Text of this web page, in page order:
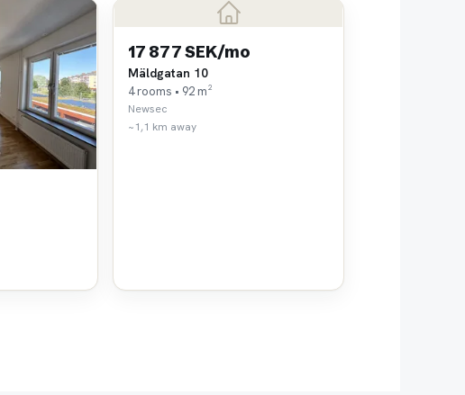
17 877 SEK/mo
Mäldgatan 10
4 rooms • 92 m²
Newsec
~1,1 km away